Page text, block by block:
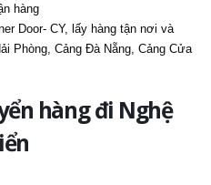
hàng
Door- CY, lấy hàng tận nơi và
Phòng, Cảng Đà Nẵng, Cảng Cửa
hàng đi Nghệ